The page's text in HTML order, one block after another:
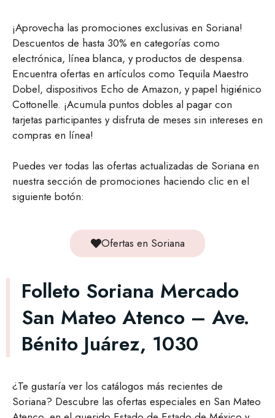
¡Aprovecha las promociones exclusivas en Soriana!
Descuentos de hasta 30% en categorías como
electrónica, línea blanca, y productos de despensa.
Encuentra ofertas en artículos como Tequila Maestro
Dobel, dispositivos Echo de Amazon, y papel higiénico
Cottonelle. ¡Acumula puntos dobles al pagar con
tarjetas participantes y disfruta de meses sin intereses en
compras en línea!
Puedes ver todas las ofertas actualizadas de Soriana en
nuestra sección de promociones haciendo clic en el
siguiente botón:
Ofertas en Soriana
Folleto Soriana Mercado
San Mateo Atenco – Ave.
Bénito Juárez, 1030
¿Te gustaría ver los catálogos más recientes de
Soriana? Descubre las ofertas especiales en San Mateo